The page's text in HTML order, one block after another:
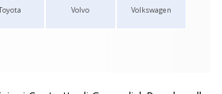
Volvo Volkswagen